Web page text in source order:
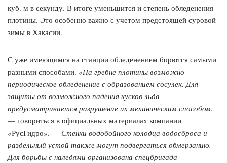
куб. м в секунду. В итоге уменьшится и степень обледенения
плотины. Это особенно важно с учетом предстоящей суровой
зимы в Хакасии.
С уже имеющимся на станции обледенением борются самыми
разными способами. «На гребне плотины возможно
периодическое обледенение с образованием сосулек. Для
защиты от возможного падения кусков льда
предусматривается разрушение их механическим способом,
— говориться в официальных материалах компании
«РусГидро». — Стенки водобойного колодца водосброса и
раздельный устой также могут подвергаться обмерзанию.
Для борьбы с наледями организована спецбригада